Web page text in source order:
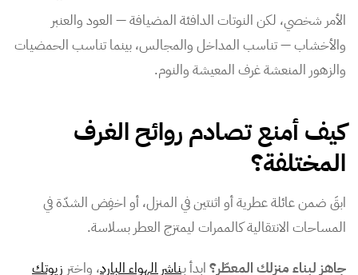
الأمر شخصي، لكن النوتات الدافئة المضيافة — العود والعنبر
والأخشاب — تناسب المداخل والمجالس، بينما تناسب الحمضيات
والزهور المنعشة غرف المعيشة والنوم.
كيف أمنع تصادم روائح الغرف
المختلفة؟
ابقَ ضمن عائلة عطرية أو اثنتين في المنزل، أو اخفِض الشدّة في
المساحات الانتقالية كالممرات ليمتزج العطر بسلاسة.
جاهز لبناء منزلك المعطّر؟ ابدأ بـناشر الهواء البارد، واختر زيوتك